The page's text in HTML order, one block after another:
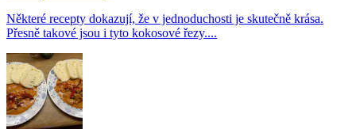
Některé recepty dokazují, že v jednoduchosti je skutečně krása.
Přesně takové jsou i tyto kokosové řezy....